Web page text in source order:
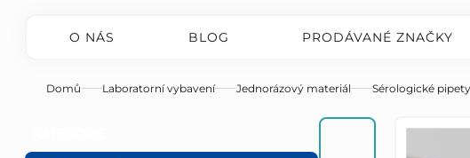
O NÁS BLOG PRODÁVANÉ ZNAČKY
Domů Laboratorní vybavení Jednorázový materiál Sérologické pipety